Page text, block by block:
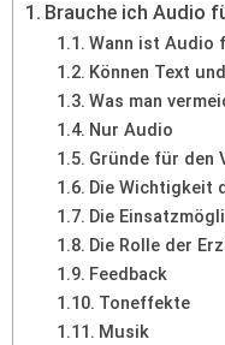
Brauche ich Audio
Wann ist Audio
Können Text
Was man
Nur Audio
Gründe für den
Die Wichtigkeit
Die
Die Rolle der
Feedback
Toneffekte
Musik